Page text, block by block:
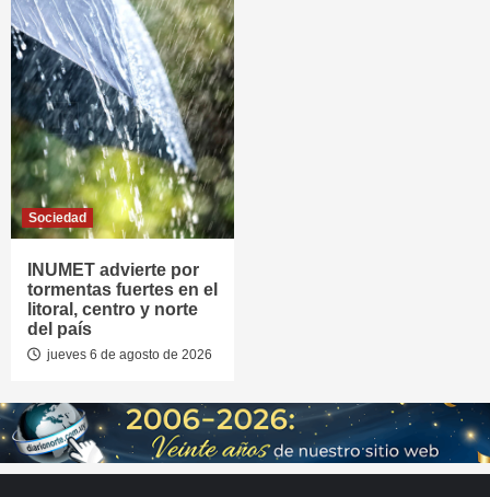
Sociedad
INUMET advierte por
tormentas fuertes en el
litoral, centro y norte
del país
jueves 6 de agosto de 2026